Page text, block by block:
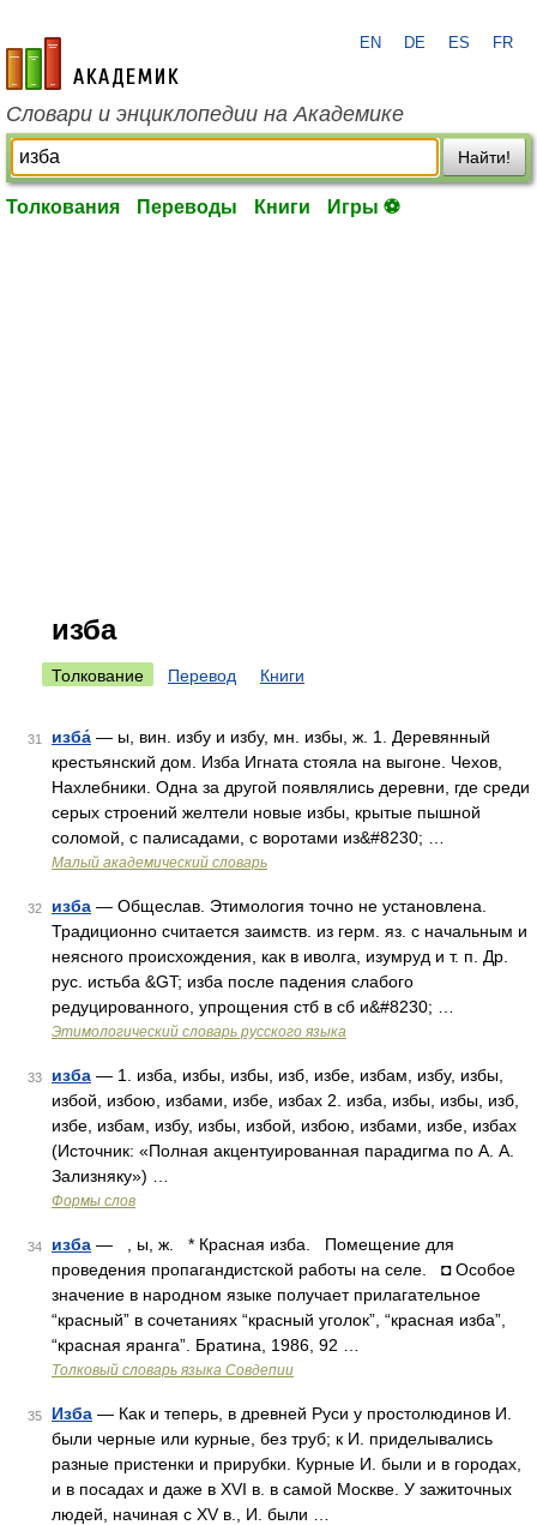
academic.ru
EN DE ES FR
Словари и энциклопедии на Академике
Найти!
Толкования Переводы Книги Игры ⚽
изба
Толкование Перевод Книги
31 изба́ — ы, вин. избу и избу, мн. избы, ж. 1. Деревянный
крестьянский дом. Изба Игната стояла на выгоне. Чехов,
Нахлебники. Одна за другой появлялись деревни, где среди
серых строений желтели новые избы, крытые пышной
соломой, с палисадами, с воротами из&#8230; …
Малый академический словарь
32 изба — Общеслав. Этимология точно не установлена.
Традиционно считается заимств. из герм. яз. с начальным и
неясного происхождения, как в иволга, изумруд и т. п. Др.
рус. истьба &GT; изба после падения слабого
редуцированного, упрощения стб в сб и&#8230; …
Этимологический словарь русского языка
33 изба — 1. изба, избы, избы, изб, избе, избам, избу, избы,
избой, избою, избами, избе, избах 2. изба, избы, избы, изб,
избе, избам, избу, избы, избой, избою, избами, избе, избах
(Источник: «Полная акцентуированная парадигма по А. А.
Зализняку») …
Формы слов
34 изба — , ы, ж. * Красная изба. Помещение для
проведения пропагандистской работы на селе. ◘ Особое
значение в народном языке получает прилагательное
“красный” в сочетаниях “красный уголок”, “красная изба”,
“красная яранга”. Братина, 1986, 92 …
Толковый словарь языка Совдепии
35 Изба — Как и теперь, в древней Руси у простолюдинов И.
были черные или курные, без труб; к И. приделывались
разные пристенки и прирубки. Курные И. были и в городах,
и в посадах и даже в XVI в. в самой Москве. У зажиточных
людей, начиная с XV в., И. были …